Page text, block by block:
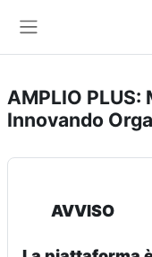
AMPLIO
Innovando
AVVISO